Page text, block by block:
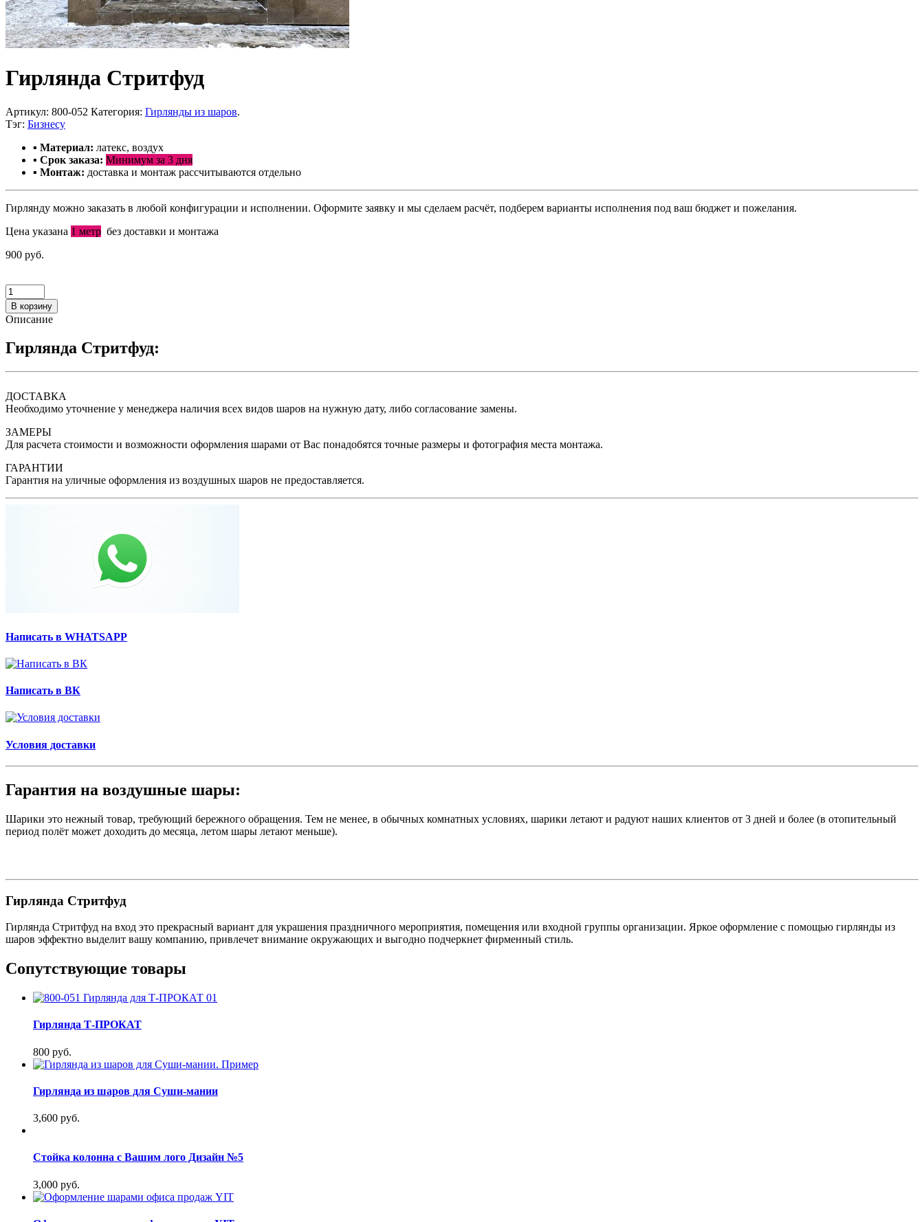
Гирлянда Стритфуд
Артикул: 800-052 Категория: Гирлянды из шаров.
Тэг: Бизнесу
▪ Материал: латекс, воздух
▪ Срок заказа: Минимум за 3 дня
▪ Монтаж: доставка и монтаж рассчитываются отдельно
Гирлянду можно заказать в любой конфигурации и исполнении. Оформите заявку и мы сделаем расчёт, подберем варианты исполнения под ваш бюджет и пожелания.
Цена указана 1 метр без доставки и монтажа
900 руб.
В корзину
Описание
Гирлянда Стритфуд:
ДОСТАВКА
Необходимо уточнение у менеджера наличия всех видов шаров на нужную дату, либо согласование замены.
ЗАМЕРЫ
Для расчета стоимости и возможности оформления шарами от Вас понадобятся точные размеры и фотография места монтажа.
ГАРАНТИИ
Гарантия на уличные оформления из воздушных шаров не предоставляется.
Написать в WHATSAPP
Написать в ВК
Условия доставки
Гарантия на воздушные шары:
Шарики это нежный товар, требующий бережного обращения. Тем не менее, в обычных комнатных условиях, шарики летают и радуют наших клиентов от 3 дней и более (в отопительный
период полёт может доходить до месяца, летом шары летают меньше).
Гирлянда Стритфуд
Гирлянда Стритфуд на вход это прекрасный вариант для украшения праздничного мероприятия, помещения или входной группы организации. Яркое оформление с помощью гирлянды из
шаров эффектно выделит вашу компанию, привлечет внимание окружающих и выгодно подчеркнет фирменный стиль.
Сопутствующие товары
Гирлянда Т-ПРОКАТ
800 руб.
Гирлянда из шаров для Суши-мании
3,600 руб.
Стойка колонна с Вашим лого Дизайн №5
3,000 руб.